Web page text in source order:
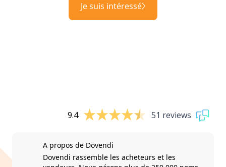
Je suis intéressé
9.4 51 reviews
A propos de Dovendi
Dovendi rassemble les acheteurs et les